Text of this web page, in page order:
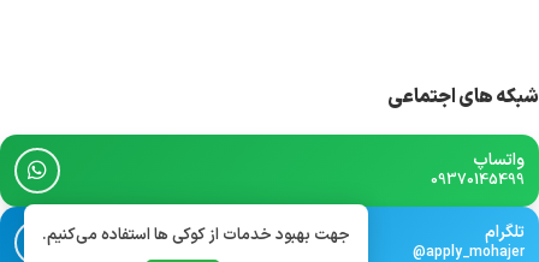
شبکه های اجتماعی
واتساپ
09370145499
تلگرام
@apply_mohajer
جهت بهبود خدمات از کوکی ها استفاده می‌کنیم.